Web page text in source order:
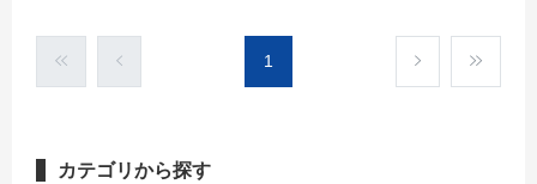
1
カテゴリから探す